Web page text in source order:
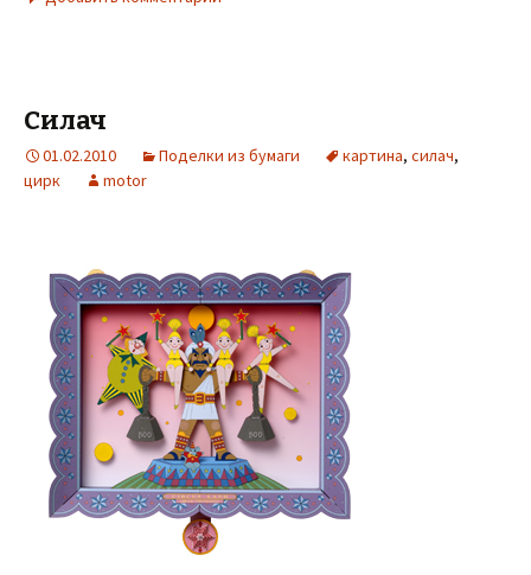
Силач
01.02.2010 Поделки из бумаги картина, силач,
цирк
motor